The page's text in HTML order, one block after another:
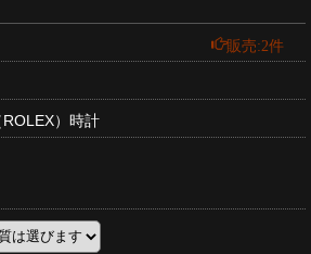
販売:2件
ROLEX）時計